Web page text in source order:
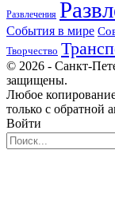
Развлечения
События в мире
Творчество
© 2026 - Санкт-
защищены.
Любое
только с обратной
Войти